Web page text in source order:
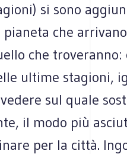
si sono
che
che troveranno:
ultime stagioni,
sul quale
il modo più
per la città.